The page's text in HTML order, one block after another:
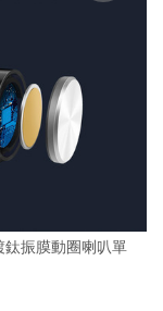
振膜動圈喇叭單